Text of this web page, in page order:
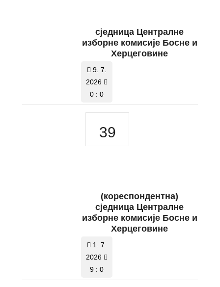
сједница Централне
изборне комисије Босне и
Херцеговине
9. 7.
2026
0 : 0
39
(кореспондентна)
сједница Централне
изборне комисије Босне и
Херцеговине
1. 7.
2026
9 : 0